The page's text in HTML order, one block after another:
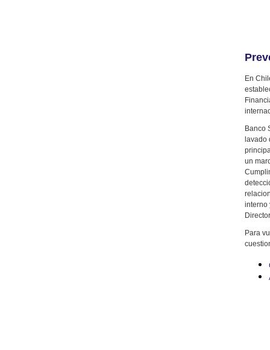
En
Banco
lavado
un
interno
Para